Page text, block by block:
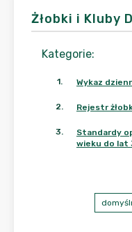
Żłobki i Kluby
Kategorie:
1. Wykaz
2. Rejestr
3.
Standardy
wieku do lat